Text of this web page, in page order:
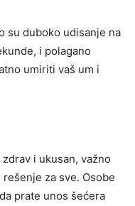
su duboko udisanje na
i polagano
umiriti vaš um i
i ukusan, važno
za sve. Osobe
prate unos šećera